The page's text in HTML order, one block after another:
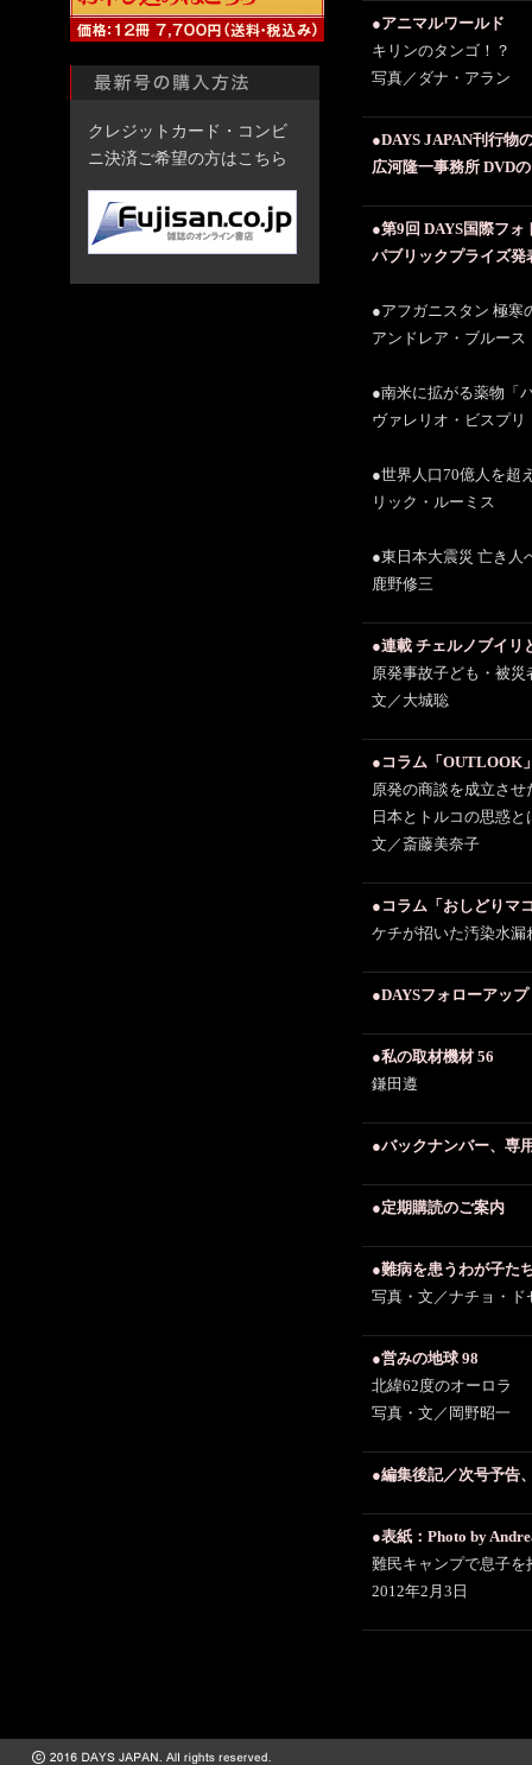
クレジットカード・コンビ
ニ決済ご希望の方はこちら
●アニマルワールド
キリンのタンゴ！？
写真／ダナ・アラン
●DAYS JAPAN刊行物
広河隆一事務所 DVD
●第9回 DAYS国際フ
パブリックプライズ発
●アフガニスタン 極寒
アンドレア・ブルース
●南米に拡がる薬物「
ヴァレリオ・ビスプリ
●世界人口70億人を超
リック・ルーミス
●東日本大震災 亡き人
鹿野修三
●連載 チェルノブイ
原発事故子ども・被
文／大城聡
●コラム「OUTLOOK
原発の商談を成立させ
日本とトルコの思惑と
文／斎藤美奈子
●コラム「おしどりマ
ケチが招いた汚染水漏
●DAYSフォローアッ
●私の取材機材 56
鎌田遵
●バックナンバー、専
●定期購読のご案内
●難病を患うわが子た
写真・文／ナチョ・ド
●営みの地球 98
北緯62度のオーロラ
写真・文／岡野昭一
●編集後記／次号予告
●表紙：Photo by
難民キャンプで息子
2012年2月3日